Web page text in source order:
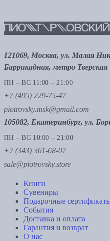
121069, Москва, ул. Малая
Баррикадная, метро Тверская
ПН – ВС 11:00 – 21:00
+7 (495) 229-75-47
piotrovsky.msk@gmail.com
105082, Екатеринбург, ул.
ПН – ВС 10:00 – 21:00
+7 (343) 361-68-07
sale@piotrovsky.store
Книги
Сувениры
Подарочные
События
Доставка и оплата
Гарантия и возврат
О нас